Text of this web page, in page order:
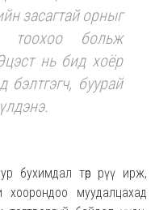
засагтай орныг
тоохоо больж
нь бид хоёр
буурай
бухимдал төр рүү ирж,
муудалцахад